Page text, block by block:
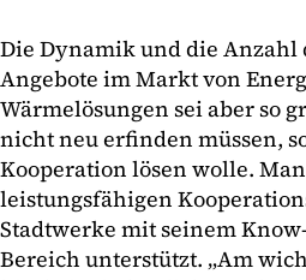
Die Dynamik und die Anzahl
Angebote im Markt von
Wärmelösungen sei aber so
nicht neu erfinden müssen,
Kooperation lösen wolle.
leistungsfähigen
Stadtwerke mit seinem
Bereich unterstützt. „Am